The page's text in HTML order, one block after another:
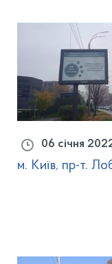
06 січня
м. Київ, пр-т.